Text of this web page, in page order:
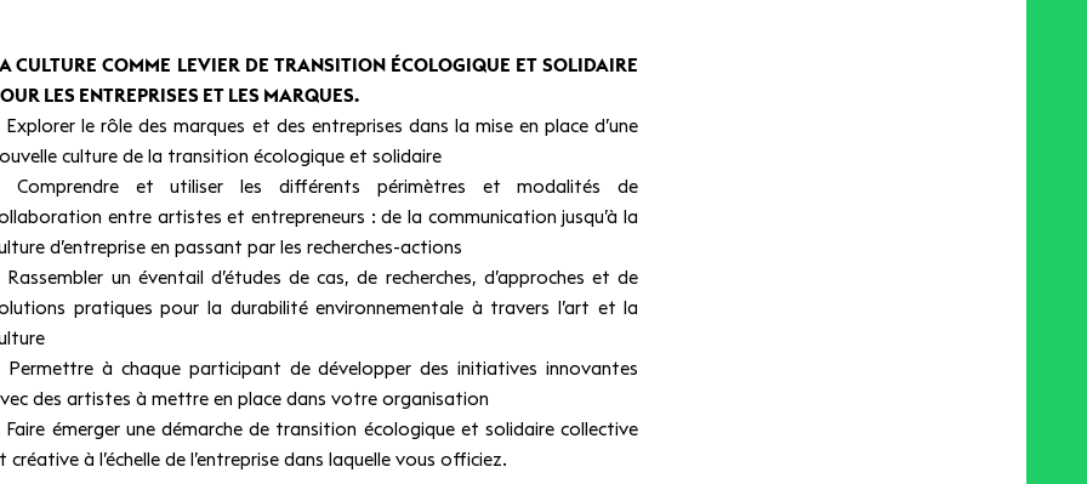
CULTURE COMME LEVIER DE TRANSITION ÉCOLOGIQUE ET SOLIDAIRE
LES ENTREPRISES ET LES MARQUES.
Explorer le rôle des marques et des entreprises dans la mise en place d’une
culture de la transition écologique et solidaire
Comprendre et utiliser les différents périmètres et modalités de
entre artistes et entrepreneurs : de la communication jusqu’à la
d’entreprise en passant par les recherches-actions
Rassembler un éventail d’études de cas, de recherches, d’approches et de
pratiques pour la durabilité environnementale à travers l’art et la
Permettre à chaque participant de développer des initiatives innovantes
des artistes à mettre en place dans votre organisation
Faire émerger une démarche de transition écologique et solidaire collective
créative à l’échelle de l’entreprise dans laquelle vous officiez.